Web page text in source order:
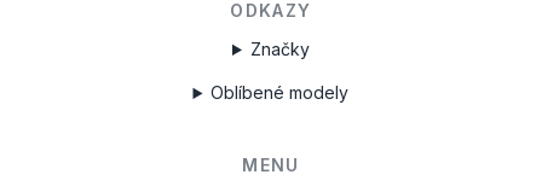
ODKAZY
Značky
Oblíbené modely
MENU